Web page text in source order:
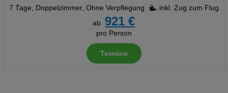
7 Tage, Doppelzimmer, Ohne Verpflegung
inkl. Zug zum Flug
ab
921 €
pro Person
Termine